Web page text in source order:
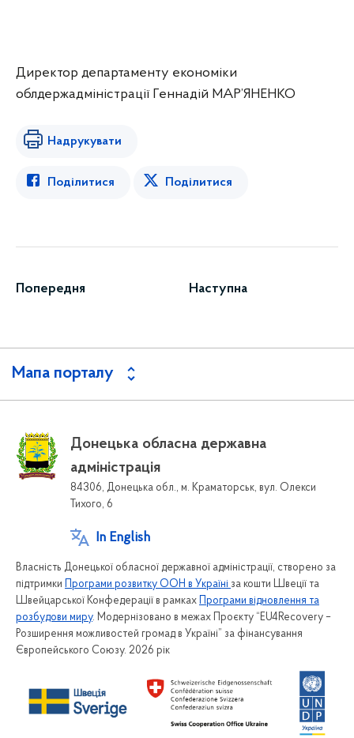
Директор департаменту економіки
облдержадміністрації Геннадій МАР’ЯНЕНКО
Надрукувати
Поділитися Поділитися
Попередня Наступна
Мапа порталу
Донецька обласна державна
адміністрація
84306, Донецька обл., м. Краматорськ, вул. Олекси
Тихого, 6
In English
Власність Донецької обласної державної адміністрації, створено за
підтримки Програми розвитку ООН в Україні за кошти Швеції та
Швейцарської Конфедерації в рамках Програми відновлення та
розбудови миру. Модернізовано в межах Проєкту “EU4Recovery –
Розширення можливостей громад в Україні” за фінансування
Європейського Союзу. 2026 рік